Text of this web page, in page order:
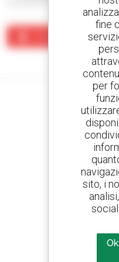
Crea un avviso
Nessun
e ricevi
800
fine
per
sito, i